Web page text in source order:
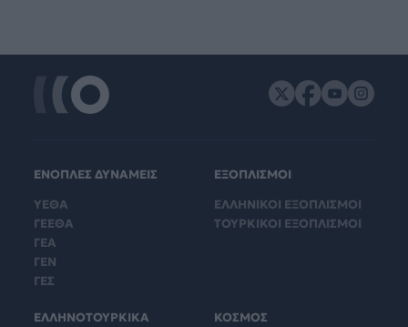
ΕΝΟΠΛΕΣ ΔΥΝΑΜΕΙΣ
ΥΕΘΑ
ΓΕΕΘΑ
ΓΕΑ
ΓΕΝ
ΓΕΣ
ΕΞΟΠΛΙΣΜΟΙ
ΕΛΛΗΝΙΚΟΙ ΕΞΟΠΛΙΣΜΟΙ
ΤΟΥΡΚΙΚΟΙ ΕΞΟΠΛΙΣΜΟΙ
ΕΛΛΗΝΟΤΟΥΡΚΙΚΑ
ΚΟΣΜΟΣ